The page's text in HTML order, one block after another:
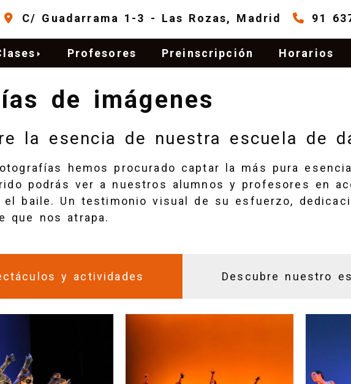
C/ Guadarrama 1-3 - Las Rozas, Madrid 91
Profesores Preinscripción Horarios
de imágenes
la esencia de nuestra escuela de
hemos procurado captar la más pura
podrás ver a nuestros alumnos y profesores en
el baile. Un testimonio visual de su esfuerzo,
que nos atrapa.
y actividades Descubre nuestro